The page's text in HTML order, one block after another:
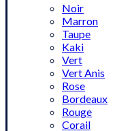
Noir
Marron
Taupe
Kaki
Vert
Vert Anis
Rose
Bordeaux
Rouge
Corail